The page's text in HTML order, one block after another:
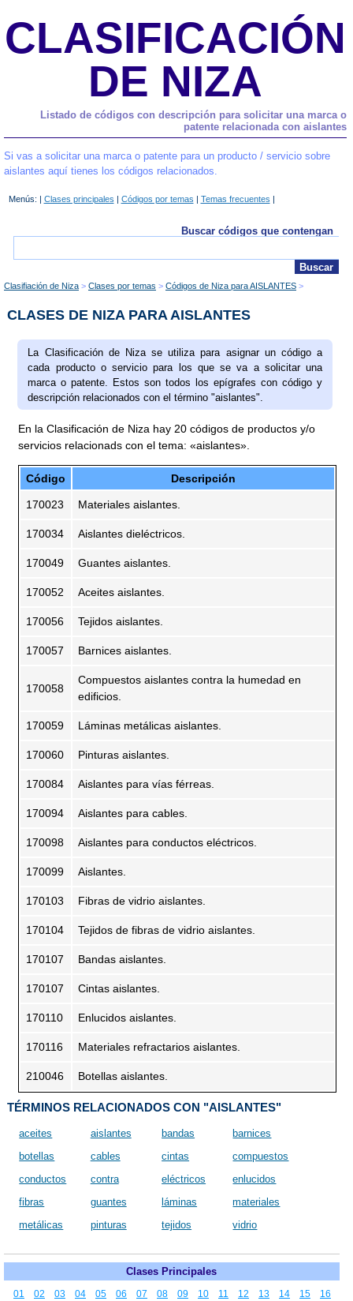
CLASIFICACIÓN
DE NIZA
Listado de códigos con descripción para solicitar una marca o
patente relacionada con aislantes
Si vas a solicitar una marca o patente para un producto / servicio sobre
aislantes aquí tienes los códigos relacionados.
Menús: | Clases principales | Códigos por temas | Temas frecuentes |
Buscar códigos que contengan
Clasifiación de Niza Clases por temas Códigos de Niza para AISLANTES
CLASES DE NIZA PARA AISLANTES
La Clasificación de Niza se utiliza para asignar un código a
cada producto o servicio para los que se va a solicitar una
marca o patente. Estos son todos los epígrafes con código y
descripción relacionados con el término "aislantes".
En la Clasificación de Niza hay 20 códigos de productos y/o
servicios relacionads con el tema: «aislantes».
Código Descripción
170023 Materiales aislantes.
170034 Aislantes dieléctricos.
170049 Guantes aislantes.
170052 Aceites aislantes.
170056 Tejidos aislantes.
170057 Barnices aislantes.
170058
Compuestos aislantes contra la humedad en
edificios.
170059 Láminas metálicas aislantes.
170060 Pinturas aislantes.
170084 Aislantes para vías férreas.
170094 Aislantes para cables.
170098 Aislantes para conductos eléctricos.
170099 Aislantes.
170103 Fibras de vidrio aislantes.
170104 Tejidos de fibras de vidrio aislantes.
170107 Bandas aislantes.
170107 Cintas aislantes.
170110 Enlucidos aislantes.
170116 Materiales refractarios aislantes.
210046 Botellas aislantes.
TÉRMINOS RELACIONADOS CON "AISLANTES"
aceites aislantes bandas
barnices
botellas
cables cintas
compuestos
conductos
contra eléctricos
enlucidos
fibras
guantes láminas
materiales
metálicas
pinturas tejidos vidrio
Clases Principales
01 02 03 04 05 06 07 08 09 10 11 12 13 14 15
16